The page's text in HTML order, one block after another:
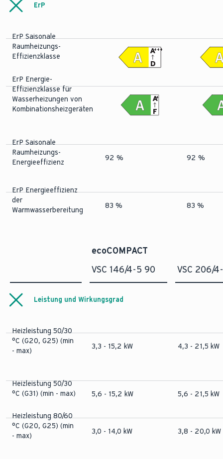
ErP
ErP Saisonale
Raumheizungs-
Effizienzklasse
D
A+++
ErP Energie-
Effizienzklasse für
Wasserheizungen von
Kombinationsheizgeräten
F
A
+
ErP Saisonale
Raumheizungs-
Energieeffizienz
92 % 92 %
ErP Energieeffizienz
der
Warmwasserbereitung
83 % 83 %
ecoCOMPACT
VSC 146/4-5 90
VSC 206/
Leistung und Wirkungsgrad
Heizleistung 50/30
°C (G20, G25) (min
- max)
3,3 - 15,2 kW 4,3 - 21,5 kW
Heizleistung 50/30
°C (G31) (min - max)
5,6 - 15,2 kW 5,6 - 21,5 kW
Heizleistung 80/60
°C (G20, G25) (min
- max)
3,0 - 14,0 kW 3,8 - 20,0 kW